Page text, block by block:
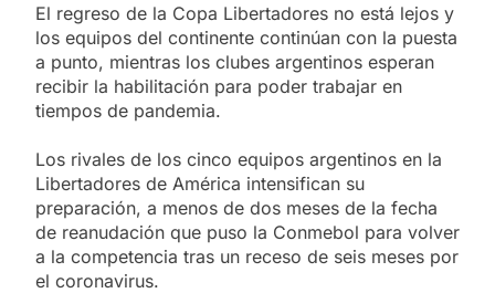
El regreso de la Copa Libertadores no está lejos y
los equipos del continente continúan con la puesta
a punto, mientras los clubes argentinos esperan
recibir la habilitación para poder trabajar en
tiempos de pandemia.
Los rivales de los cinco equipos argentinos en la
Libertadores de América intensifican su
preparación, a menos de dos meses de la fecha
de reanudación que puso la Conmebol para volver
a la competencia tras un receso de seis meses por
el coronavirus.